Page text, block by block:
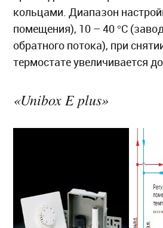
кольцами. Диапазон
помещения), 10 – 40 °C
обратного потока), при
термостате увеличивается до
«Unibox E plus»